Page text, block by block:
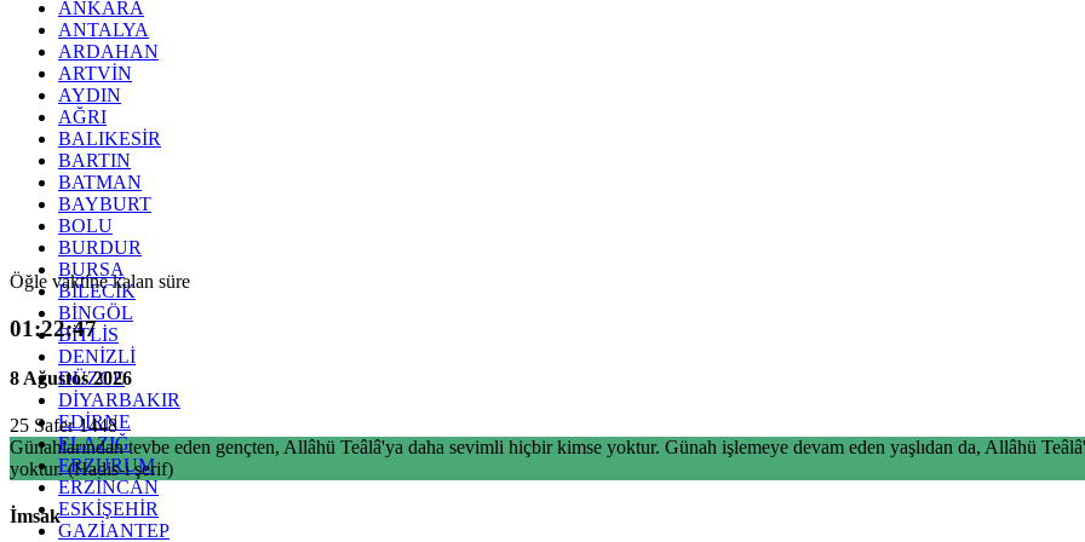
ANKARA
ANTALYA
ARDAHAN
ARTVİN
AYDIN
AĞRI
BALIKESİR
BARTIN
BATMAN
BAYBURT
BOLU
BURDUR
BURSA
BİLECİK
BİNGÖL
BİTLİS
DENİZLİ
DÜZCE
DİYARBAKIR
EDİRNE
ELAZIĞ
ERZURUM
ERZİNCAN
ESKİŞEHİR
GAZİANTEP
Öğle vaktine kalan süre
01:22:46
8 Ağustos 2026
25 Safer 1448
Günahlarından tevbe eden gençten, Allâhü Teâlâ'ya daha sevimli hiçbir kimse yoktur. Günah işlemeye devam eden yaşlıdan da, Allâhü
yoktur. (Hadis-i şerif)
İmsak